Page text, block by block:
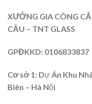
XƯỞNG GIA CÔNG
CẦU – TNT GLASS
GPĐKKD: 0106833837
Cơ sở 1: Dự Án Khu
Biên – Hà Nội